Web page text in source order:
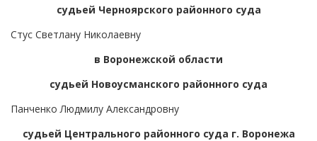
судьей Черноярского районного суда
Стус Светлану Николаевну
в Воронежской области
судьей Новоусманского районного суда
Панченко Людмилу Александровну
судьей Центрального районного суда г. Воронежа